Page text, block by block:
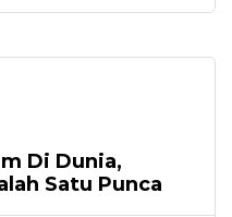
Di Dunia,
Satu Punca